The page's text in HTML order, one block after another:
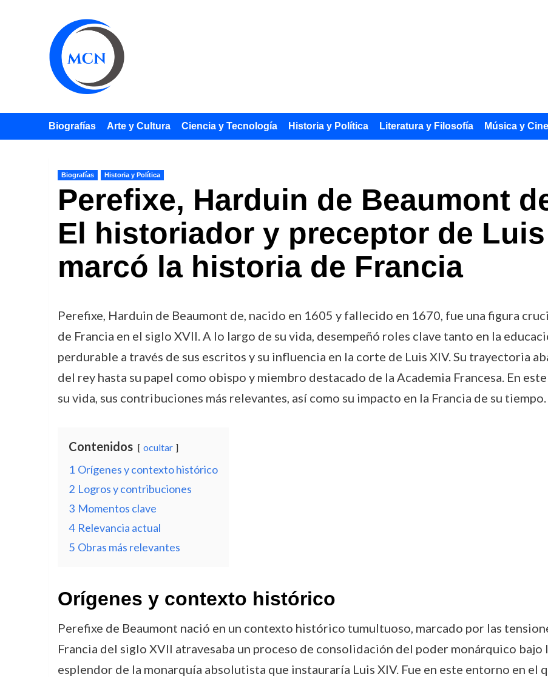
Biografías Arte y Cultura Ciencia y Tecnología Historia y Política Literatura y Filosofía Música y Cine
Biografías Historia y Política
Perefixe, Harduin de Beaumont
El historiador y preceptor de Luis
marcó la historia de Francia
Perefixe, Harduin de Beaumont de, nacido en 1605 y fallecido en 1670, fue una figura
de Francia en el siglo XVII. A lo largo de su vida, desempeñó roles clave tanto en la
perdurable a través de sus escritos y su influencia en la corte de Luis XIV. Su trayectoria
del rey hasta su papel como obispo y miembro destacado de la Academia Francesa. En
su vida, sus contribuciones más relevantes, así como su impacto en la Francia de su tiempo.
Contenidos ocultar
1 Orígenes y contexto histórico
2 Logros y contribuciones
3 Momentos clave
4 Relevancia actual
5 Obras más relevantes
Orígenes y contexto histórico
Perefixe de Beaumont nació en un contexto histórico tumultuoso, marcado por las
Francia del siglo XVII atravesaba un proceso de consolidación del poder monárquico bajo
esplendor de la monarquía absolutista que instauraría Luis XIV. Fue en este entorno en el